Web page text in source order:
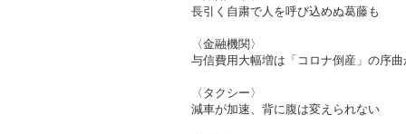
長引く自粛で人を呼び込めぬ葛藤も
〈金融機関〉
与信費用大幅増は「コロナ倒産」の序曲
〈タクシー〉
減車が加速、背に腹は変えられない